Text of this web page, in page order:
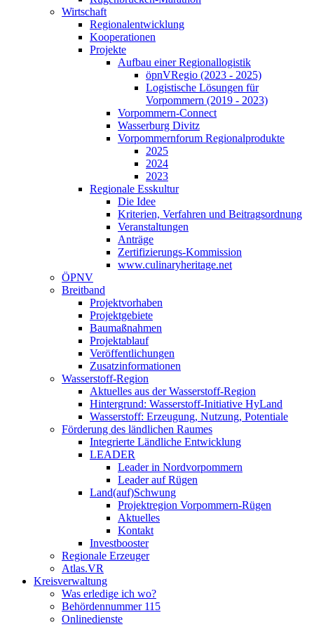
Wirtschaft
Regionalentwicklung
Kooperationen
Projekte
Aufbau einer Regionallogistik
öpnVRegio (2023 - 2025)
Logistische Lösungen­ für
Vorpommern (2019 - 2023)
Vorpommern-Connect
Wasserburg Divitz
Vorpommernforum Regionalprodukte
2025
2024
2023
Regionale Esskultur
Die Idee
Kriterien, Verfahren und Beitragsordnung
Veranstaltungen
Anträge
Zertifizierungs-Kommission
www.culinaryheritage.net
ÖPNV
Breitband
Projektvorhaben
Projektgebiete
Baumaßnahmen
Projektablauf
Veröffentlichungen
Zusatzinformationen
Wasserstoff-Region
Aktuelles aus der Wasserstoff-Region
Hintergrund: Wasserstoff-Initiative HyLand
Wasserstoff: Erzeugung, Nutzung, Potentiale
Förderung des ländlichen Raumes
Integrierte Ländliche Entwicklung
LEADER
Leader in Nordvorpommern
Leader auf Rügen
Land(auf)Schwung
Projektregion Vorpommern-Rügen
Aktuelles
Kontakt
Investbooster
Regionale Erzeuger
Atlas.VR
Kreisverwaltung
Was erledige ich wo?
Behördennummer 115
Onlinedienste